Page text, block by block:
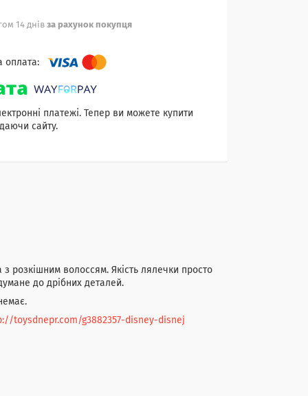
14 днів за рахунок покупця
платежі. Тепер ви можете купити
сайту.
розкішним волоссям. Якість лялечки просто
до дрібних деталей.
toysdnepr.com/g3882357-disney-disnej